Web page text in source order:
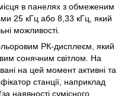
в панелях з обмеженим
25 кГц або 8,33 кГц, який
можливості.
РК-дисплеєм, який
сонячним світлом. На
на цей момент активні та
станції, наприклад
наявності сумісного